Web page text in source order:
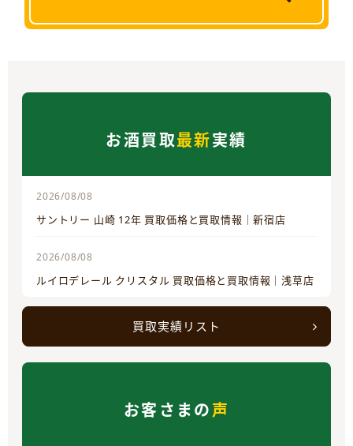
お酒買取最新実績
2026/08/08
サントリー 山崎 12年 買取価格と買取情報｜新宿店
2026/08/08
ルイロデレール クリスタル 買取価格と買取情報｜浅草店
買取実績リスト
お客さまの声